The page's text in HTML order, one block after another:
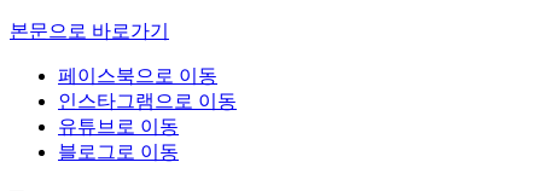
본문으로 바로가기
페이스북으로 이동
인스타그램으로 이동
유튜브로 이동
블로그로 이동